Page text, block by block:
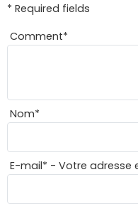
* Required fields
Comment*
Nom*
E-mail* - Votre adresse